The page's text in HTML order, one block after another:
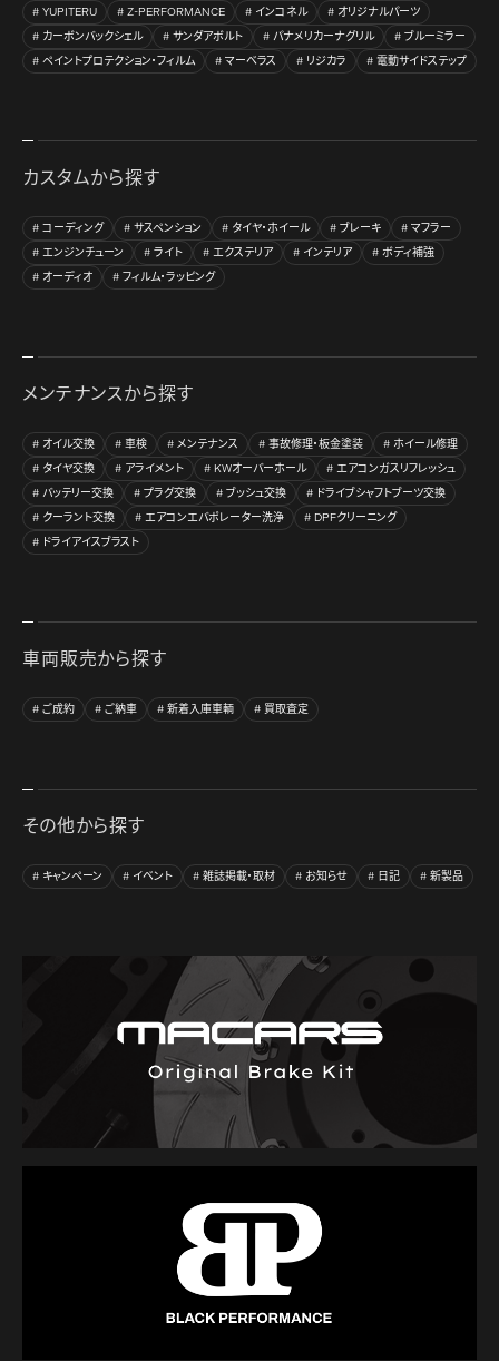
YUPITERU Z-PERFORMANCE インコネル
オリジナルパーツ
カーボンバックシェル
サンダアボルト パナメリカーナグリル
ブルーミラー
ペイントプロテクション・フィルム
マーベラス リジカラ 電動サイドステップ
カスタムから探す
コーディング サスペンション タイヤ・ホイール ブレーキ
マフラー
エンジンチューン
ライト エクステリア インテリア
ボディ補強
オーディオ
フィルム・ラッピング
メンテナンスから探す
オイル交換 車検 メンテナンス 事故修理・板金塗装
ホイール修理
タイヤ交換
アライメント KWオーバーホール
エアコンガスリフレッシュ
バッテリー交換
プラグ交換 ブッシュ交換
ドライブシャフトブーツ交換
クーラント交換
エアコンエバポレーター洗浄
DPFクリーニング
ドライアイスブラスト
車両販売から探す
ご成約 ご納車 新着入庫車輌 買取査定
その他から探す
キャンペーン イベント 雑誌掲載・取材 お知らせ 日記 新製品